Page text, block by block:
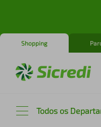
Shopping
Todos os